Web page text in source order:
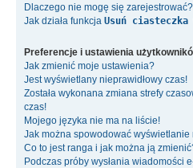
Dlaczego nie mogę się zarejestrować?
Jak działa funkcja Usuń
Preferencje i ustawienia
Jak zmienić moje ustawienia?
Jest wyświetlany nieprawidłowy czas!
Została wykonana zmiana strefy
czas!
Mojego języka nie ma na liście!
Jak można spowodować
Co to jest ranga i jak można ją
Podczas próby wysłania wiadomości